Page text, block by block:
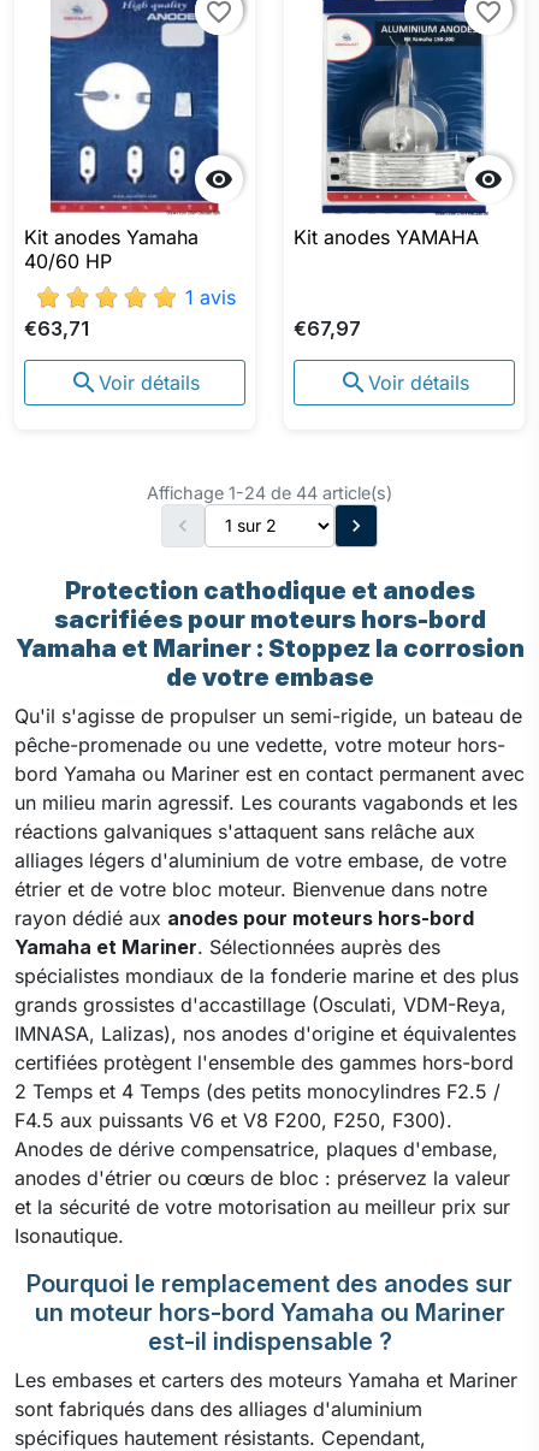

favorite_border
favorite_border
Kit anodes Yamaha
40/60 HP
1 avis
€63,71
 Voir détails

favorite_border
favorite_border
Kit anodes YAMAHA
€67,97
 Voir détails
Affichage 1-24 de 44 article(s)
 
Protection cathodique et anodes
sacrifiées pour moteurs hors-bord
Yamaha et Mariner : Stoppez la corrosion
de votre embase
Qu'il s'agisse de propulser un semi-rigide, un bateau de
pêche-promenade ou une vedette, votre moteur hors-
bord Yamaha ou Mariner est en contact permanent avec
un milieu marin agressif. Les courants vagabonds et les
réactions galvaniques s'attaquent sans relâche aux
alliages légers d'aluminium de votre embase, de votre
étrier et de votre bloc moteur. Bienvenue dans notre
rayon dédié aux anodes pour moteurs hors-bord
Yamaha et Mariner. Sélectionnées auprès des
spécialistes mondiaux de la fonderie marine et des plus
grands grossistes d'accastillage (Osculati, VDM-Reya,
IMNASA, Lalizas), nos anodes d'origine et équivalentes
certifiées protègent l'ensemble des gammes hors-bord
2 Temps et 4 Temps (des petits monocylindres F2.5 /
F4.5 aux puissants V6 et V8 F200, F250, F300).
Anodes de dérive compensatrice, plaques d'embase,
anodes d'étrier ou cœurs de bloc : préservez la valeur
et la sécurité de votre motorisation au meilleur prix sur
Isonautique.
Pourquoi le remplacement des anodes sur
un moteur hors-bord Yamaha ou Mariner
est-il indispensable ?
Les embases et carters des moteurs Yamaha et Mariner
sont fabriqués dans des alliages d'aluminium
spécifiques hautement résistants. Cependant,